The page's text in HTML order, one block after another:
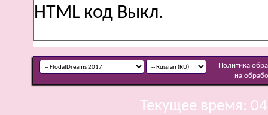
HTML код Выкл.
Политика
на
Текущее время: